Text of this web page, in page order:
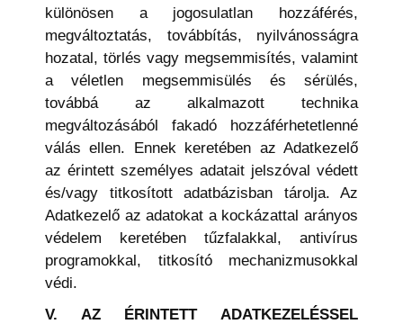
különösen a jogosulatlan hozzáférés,
megváltoztatás, továbbítás, nyilvánosságra
hozatal, törlés vagy megsemmisítés, valamint
a véletlen megsemmisülés és sérülés,
továbbá az alkalmazott technika
megváltozásából fakadó hozzáférhetetlenné
válás ellen. Ennek keretében az Adatkezelő
az érintett személyes adatait jelszóval védett
és/vagy titkosított adatbázisban tárolja. Az
Adatkezelő az adatokat a kockázattal arányos
védelem keretében tűzfalakkal, antivírus
programokkal, titkosító mechanizmusokkal
védi.
V. AZ ÉRINTETT ADATKEZELÉSSEL